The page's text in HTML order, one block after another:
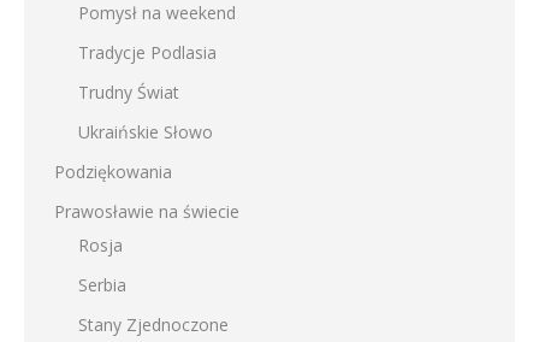
Pomysł na weekend
Tradycje Podlasia
Trudny Świat
Ukraińskie Słowo
Podziękowania
Prawosławie na świecie
Rosja
Serbia
Stany Zjednoczone